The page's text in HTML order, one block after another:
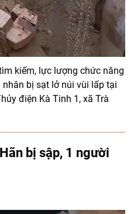
kiếm, lực lượng chức năng
bị sạt lở núi vùi lấp tại
điện Kà Tinh 1, xã Trà
bị sập, 1 người